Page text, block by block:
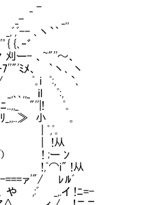
`｀
゛
~"''～、
丶､ 丶
i ﾟ:, `､
ｉl ﾟ:,
もちろん、サプラ
小 。
人_人_人_
_ | !
ﾝ ） アホな
ﾟ⌒i" !
'"/ ﾚﾙﾞ
_,.イ !ﾆ=-